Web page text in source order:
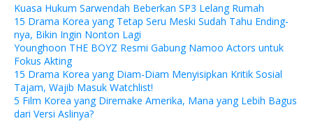
Kuasa Hukum Sarwendah Beberkan SP3 Lelang Rumah
15 Drama Korea yang Tetap Seru Meski Sudah Tahu Ending-
nya, Bikin Ingin Nonton Lagi
Younghoon THE BOYZ Resmi Gabung Namoo Actors untuk
Fokus Akting
15 Drama Korea yang Diam-Diam Menyisipkan Kritik Sosial
Tajam, Wajib Masuk Watchlist!
5 Film Korea yang Diremake Amerika, Mana yang Lebih Bagus
dari Versi Aslinya?